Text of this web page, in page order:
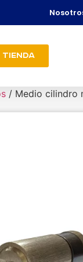
Tienda
/ Medio cilindro